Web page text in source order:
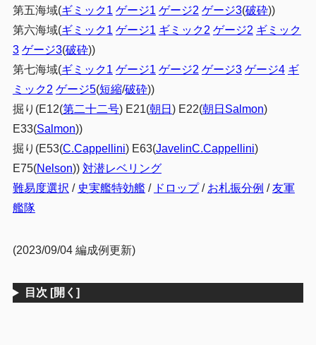
第五海域(ギミック1 ゲージ1 ゲージ2 ゲージ3(破砕))
第六海域(ギミック1 ゲージ1 ギミック2 ゲージ2 ギミック
3 ゲージ3(破砕))
第七海域(ギミック1 ゲージ1 ゲージ2 ゲージ3 ゲージ4 ギ
ミック2 ゲージ5(短縮/破砕))
掘り(E12(第二十二号) E21(朝日 ) E22(朝日Salmon)
E33(Salmon))
掘り(E53(C.Cappellini) E63(JavelinC.Cappellini)
E75(Nelson)) 対潜レベリング
難易度選択 / 史実艦特効艦/ ドロップ/ お札振分例 /友軍
艦隊
(2023/09/04 編成例更新)
目次 [開く]